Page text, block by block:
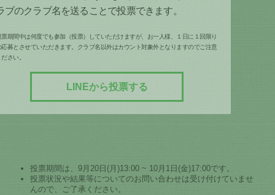
ブのクラブ名を送ることで投票できます。
票期間中は何度でも参加（投票）していただけますが、お一人様、１日に１回限り
応募とさせていただきます。クラブ名以外はカウント対象外となりますのでご注意
さい。
LINEから投票する
投票期間は、9月20日(月)13:00 ~ 10月1日(金)17:00です。
投票状況や結果等についてのお問い合わせは受け付けていませ
んので、ご了承ください。